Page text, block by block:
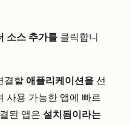
소스 추가를 클릭합니
결할 애플리케이션을 선
사용 가능한 앱에 빠르
된 앱은 설치됨이라는